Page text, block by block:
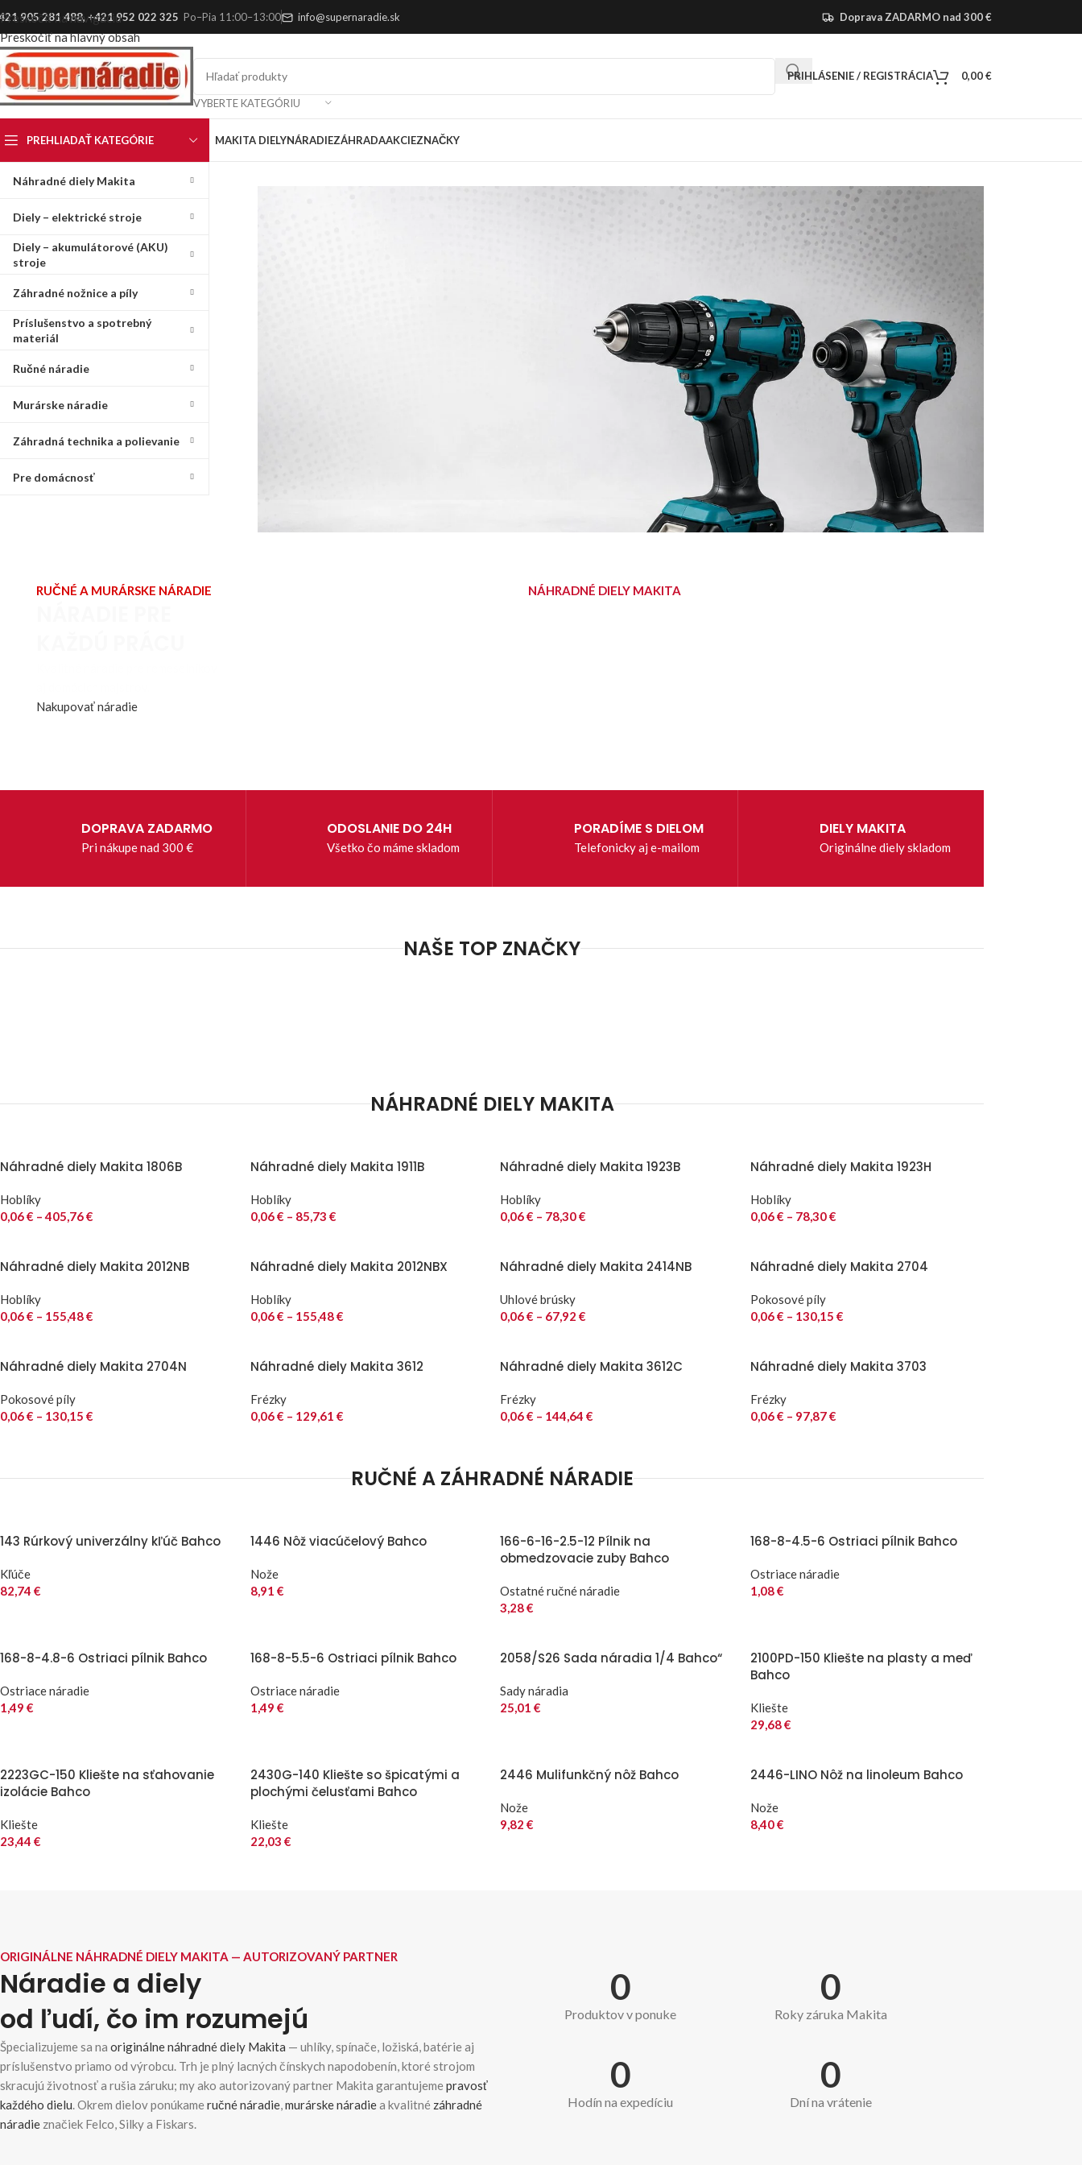
Preskočiť na navigáciu
Preskočiť na hlavný obsah
905 281 488,+421 952 022 325 Po–Pia 11:00–13:00 info@supernaradie.sk Doprava ZADARMO nad 300 €
VYBERTE KATEGÓRIU
PRIHLÁSENIE / REGISTRÁCIA 0,00€
PREHLIADAŤ KATEGÓRIE
Náhradné diely Makita
Diely – elektrické stroje
Diely – akumulátorové (AKU)
stroje
Záhradné nožnice a píly
Príslušenstvo a spotrebný
materiál
Ručné náradie
Murárske náradie
Záhradná technika a polievanie
Pre domácnosť
MAKITA DIELYNÁRADIEZÁHRADAAKCIEZNAČKY
RUČNÉ A MURÁRSKE NÁRADIE
Nakupovať náradie
NÁHRADNÉ DIELY MAKITA
DOPRAVA ZADARMO
Pri nákupe nad 300 €
ODOSLANIE DO 24H
Všetko čo máme skladom
PORADÍME S DIELOM
Telefonicky aj e-mailom
DIELY MAKITA
Originálne diely skladom
NAŠE TOP ZNAČKY
NÁHRADNÉ DIELY MAKITA
Náhradné diely Makita 1806B
Hoblíky
0,06€ – 405,76€
Náhradné diely Makita 1911B
Hoblíky
0,06€ – 85,73 €
Náhradné diely Makita 1923B
Hoblíky
0,06€ – 78,30€
Náhradné diely Makita 1923H
Hoblíky
0,06€ – 78,30€
Náhradné diely Makita 2012NB
Hoblíky
0,06€ – 155,48€
Náhradné diely Makita 2012NBX
Hoblíky
0,06€ – 155,48€
Náhradné diely Makita 2414NB
Uhlové brúsky
0,06€ – 67,92 €
Náhradné diely Makita 2704
Pokosové píly
0,06€ – 130,15 €
Náhradné diely Makita 2704N
Pokosové píly
0,06€ – 130,15 €
Náhradné diely Makita 3612
Frézky
0,06€ – 129,61 €
Náhradné diely Makita 3612C
Frézky
0,06€ – 144,64 €
Náhradné diely Makita 3703
Frézky
0,06€ – 97,87€
RUČNÉ A ZÁHRADNÉ NÁRADIE
143 Rúrkový univerzálny kľúč Bahco
Kľúče
82,74 €
1446 Nôž viacúčelový Bahco
Nože
8,91 €
166-6-16-2.5-12 Pílnik na
obmedzovacie zuby Bahco
Ostatné ručné náradie
3,28€
168-8-4.5-6 Ostriaci pílnik Bahco
Ostriace náradie
1,08€
168-8-4.8-6 Ostriaci pílnik Bahco
Ostriace náradie
1,49 €
168-8-5.5-6 Ostriaci pílnik Bahco
Ostriace náradie
1,49 €
2058/S26 Sada náradia 1/4 Bahco“
Sady náradia
25,01 €
2100PD-150 Kliešte na plasty a meď
Bahco
Kliešte
29,68€
2223GC-150 Kliešte na sťahovanie
izolácie Bahco
Kliešte
23,44 €
2430G-140 Kliešte so špicatými a
plochými čelusťami Bahco
Kliešte
22,03 €
2446 Mulifunkčný nôž Bahco
Nože
9,82 €
2446-LINO Nôž na linoleum Bahco
Nože
8,40€
ORIGINÁLNE NÁHRADNÉ DIELY MAKITA — AUTORIZOVANÝ PARTNER
Náradie a diely
od ľudí, čo im rozumejú
Špecializujeme sa na originálne náhradné diely Makita — uhlíky, spínače, ložiská, batérie aj
príslušenstvo priamo od výrobcu. Trh je plný lacných čínskych napodobenín, ktoré strojom
skracujú životnosť a rušia záruku; my ako autorizovaný partner Makita garantujemepravosť
každého dielu. Okrem dielov ponúkameručné náradie,murárske náradiea kvalitné záhradné
náradie značiek Felco, Silky a Fiskars.
0
Produktov v ponuke
0
Roky záruka Makita
0
Hodín na expedíciu
0
Dní na vrátenie